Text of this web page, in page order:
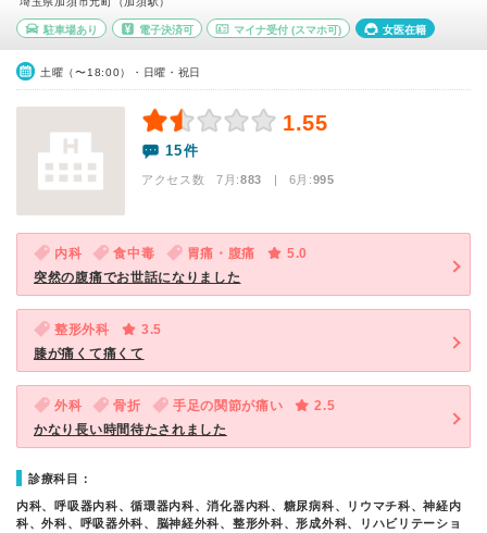
駐車場あり 電子決済可 マイナ受付 (スマホ可) 女医在籍
土曜（〜18:00）・日曜・祝日
1.55
15件
アクセス数 7月:883 | 6月:995
内科 食中毒 胃痛・腹痛
5.0
突然の腹痛でお世話になりました
整形外科
3.5
膝が痛くて痛くて
外科 骨折 手足の関節が痛い
2.5
かなり長い時間待たされました
診療科目：
内科、呼吸器内科、循環器内科、消化器内科、糖尿病科、リウマチ科、神経内
科、外科、呼吸器外科、脳神経外科、整形外科、形成外科、リハビリテーショ